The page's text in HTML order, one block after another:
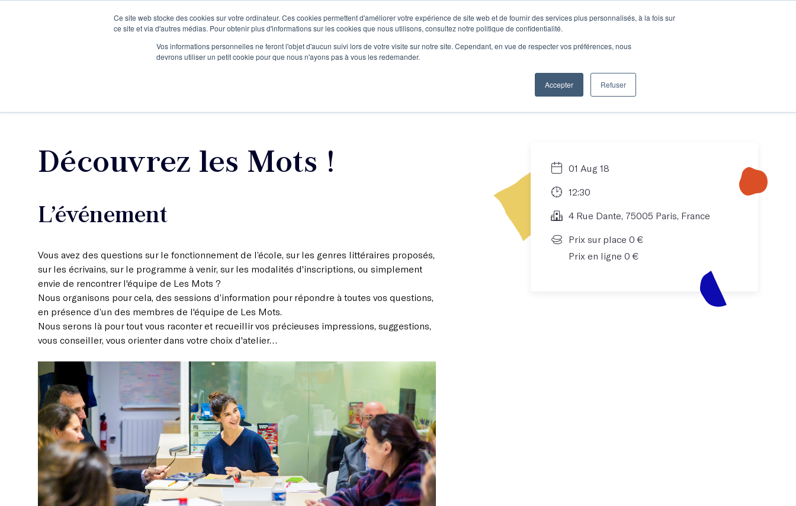
Ce site web stocke des cookies sur votre ordinateur. Ces cookies permettent d'améliorer votre expérience de site web et de fournir des services plus personnalisés, à la fois sur
ce site et via d'autres médias. Pour obtenir plus d'informations sur les cookies que nous utilisons, consultez notre politique de confidentialité.
Vos informations personnelles ne feront l'objet d'aucun suivi lors de votre visite sur notre site. Cependant, en vue de respecter vos préférences, nous
devrons utiliser un petit cookie pour que nous n'ayons pas à vous les redemander.
Accepter Refuser
Je participe à une session d’information Le podcast L'infolettre Se connecter Je découvre les ateliers
Entreprises
01 Aug 18
12:30
4 Rue Dante, 75005 Paris, France
Prix sur place 0 €
Prix en ligne 0 €
Découvrez les Mots !
L’événement
Vous avez des questions sur le fonctionnement de l’école, sur les genres littéraires proposés,
sur les écrivains, sur le programme à venir, sur les modalités d'inscriptions, ou simplement
envie de rencontrer l'équipe de Les Mots ?
Nous organisons pour cela, des sessions d’information pour répondre à toutes vos questions,
en présence d’un des membres de l'équipe de Les Mots.
Nous serons là pour tout vous raconter et recueillir vos précieuses impressions, suggestions,
vous conseiller, vous orienter dans votre choix d'atelier…